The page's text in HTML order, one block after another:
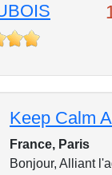
France, Paris
Bonjour, Alliant